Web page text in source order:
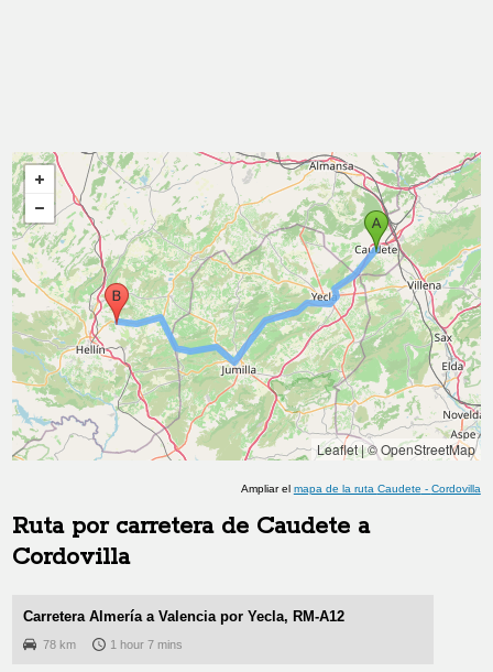
Leaflet|© OpenStreetMap
Ampliar el mapa de la ruta Caudete - Cordovilla
Ruta por carretera de Caudete a
Cordovilla
Carretera Almería a Valencia por Yecla, RM-A12
78 km 1 hour 7 mins